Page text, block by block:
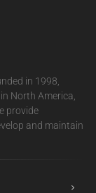
in 1998,
North America,
provide
and maintain